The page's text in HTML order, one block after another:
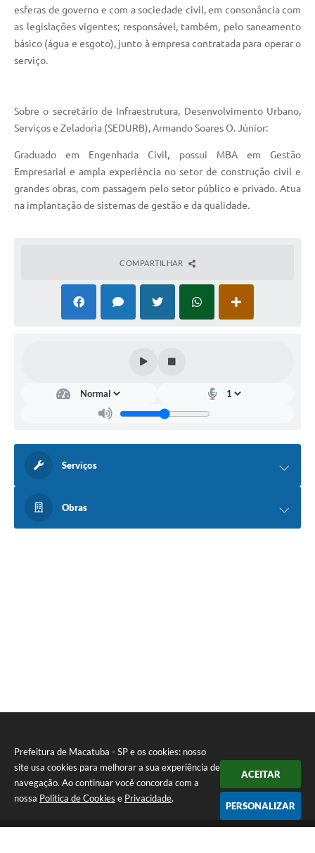
Prefeitura de Macatuba - SP e os cookies: nosso
site usa cookies para melhorar a sua experiência de
navegação. Ao continuar você concorda com a
nossa Política de Cookies e Privacidade.
ACEITAR
PERSONALIZAR
esferas de governo e com a sociedade civil, em consonância com
as legislações vigentes; responsável, também, pelo saneamento
básico (água e esgoto), junto à empresa contratada para operar o
serviço.
Sobre o secretário de Infraestrutura, Desenvolvimento Urbano,
Serviços e Zeladoria (SEDURB), Armando Soares O. Júnior:
Graduado em Engenharia Civil, possui MBA em Gestão
Empresarial e ampla experiência no setor de construção civil e
grandes obras, com passagem pelo setor público e privado. Atua
na implantação de sistemas de gestão e da qualidade.
COMPARTILHAR
Serviços
Obras